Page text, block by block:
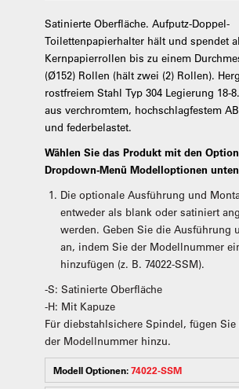
Satinierte Oberfläche. Aufputz-Doppel-
Toilettenpapierhalter hält und spendet
Kernpapierrollen bis zu einem
(Ø152) Rollen (hält zwei (2) Rollen).
rostfreiem Stahl Typ 304 Legierung 18-
aus verchromtem, hochschlagfestem
und federbelastet.
Wählen Sie das Produkt mit den
Dropdown-Menü Modelloptionen
Die optionale Ausführung und
entweder als blank oder satiniert
werden. Geben Sie die Ausführung
an, indem Sie der Modellnummer
hinzufügen (z. B. 74022-SSM).
-S: Satinierte Oberfläche
-H: Mit Kapuze
Für diebstahlsichere Spindel, fügen Sie
der Modellnummer hinzu.
Modell Optionen:74022-SSM